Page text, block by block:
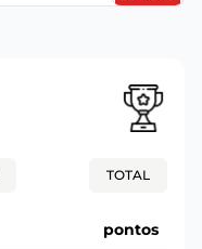
TOTAL
pontos